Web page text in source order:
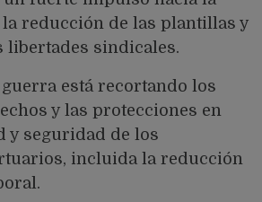
reducción de las plantillas y
libertades sindicales.
está recortando los
y las protecciones en
y seguridad de los
incluida la reducción